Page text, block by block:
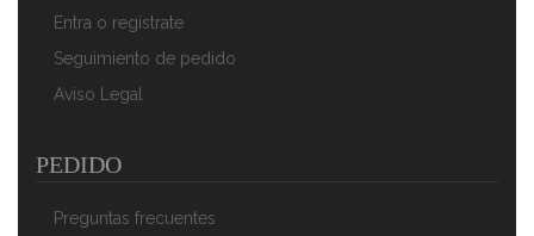
Entra o regístrate
Seguimiento de pedido
Aviso Legal
PEDIDO
Preguntas frecuentes